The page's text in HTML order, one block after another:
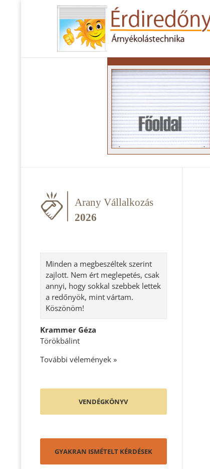
Minden a megbeszéltek szerint
zajlott. Nem ért meglepetés, csak
annyi, hogy sokkal szebbek lettek
a redőnyök, mint vártam.
Köszönöm!
Krammer Géza
Törökbálint
További vélemények »
VENDÉGKÖNYV
GYAKRAN ISMÉTELT KÉRDÉSEK